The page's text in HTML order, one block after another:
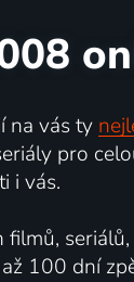
na vás ty
pro
i vás.
100 dní